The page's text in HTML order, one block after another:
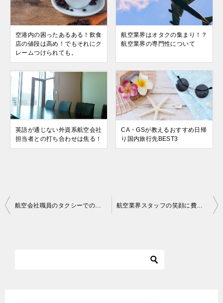
空港内の困ったあるある！飲食
店の値段は高め！でもそれにク
レームつけられても。
航空業界はオタクの集まり！？
航空業界の専門性について
英語が通じない外資系航空会社
担当者との打ち合わせは焦る！
CA・GSが教えるおすすめ日帰
り国内旅行先BEST3
投
航空会社職員のタクシーでの出退勤事情 航空業界スタッフの笑顔に費やすエネルギーは多大！